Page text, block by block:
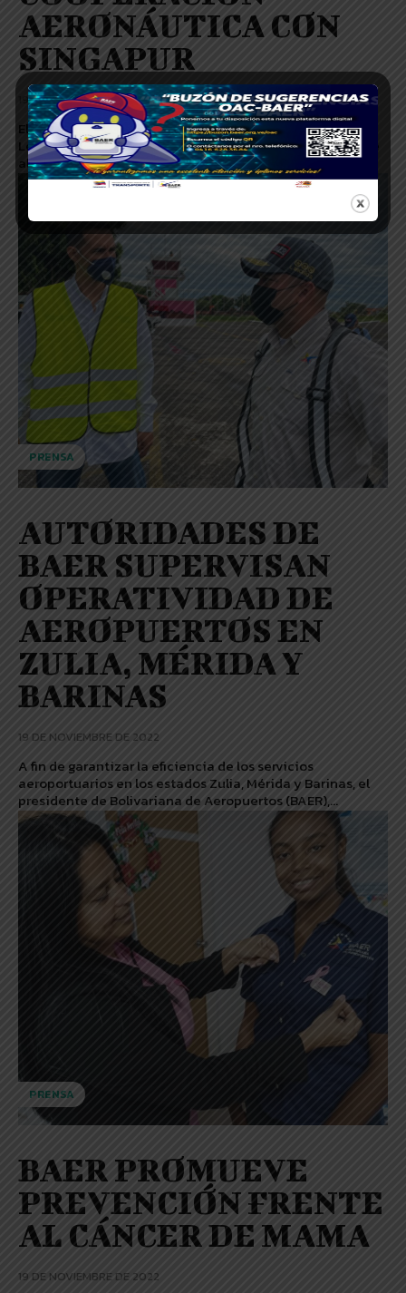
AERONÁUTICA CON
SINGAPUR
19 DE NOVIEMBRE DE 2022
El presidente de Bolivariana de Aeropuertos Cnel.
Leonardo Briceño Dudamel, participó en un encuentro de
alto nivel con la Viceministra para Asia, Oceanía y...
PRENSA
AUTORIDADES DE
BAER SUPERVISAN
OPERATIVIDAD DE
AEROPUERTOS EN
ZULIA, MÉRIDA Y
BARINAS
19 DE NOVIEMBRE DE 2022
A fin de garantizar la eficiencia de los servicios
aeroportuarios en los estados Zulia, Mérida y Barinas, el
presidente de Bolivariana de Aeropuertos (BAER),...
PRENSA
BAER PROMUEVE
PREVENCIÓN FRENTE
AL CÁNCER DE MAMA
19 DE NOVIEMBRE DE 2022